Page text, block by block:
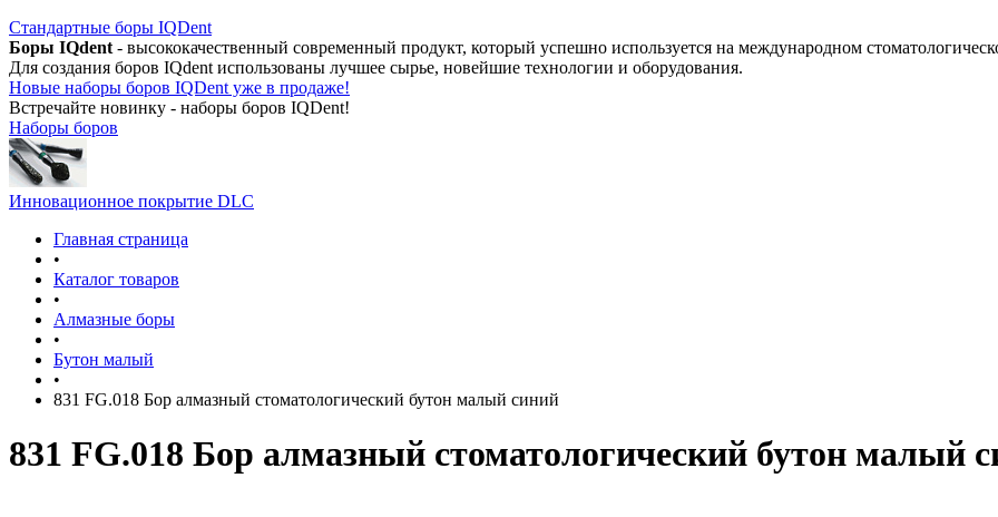
Стандартные боры IQDent
Боры IQdent - высококачественный современный продукт, который успешно используется на международном
Для создания боров IQdent использованы лучшее сырье, новейшие технологии и оборудования.
Новые наборы боров IQDent уже в продаже!
Встречайте новинку - наборы боров IQDent!
Наборы боров
Инновационное покрытие DLC
Главная страница
•
Каталог товаров
•
Алмазные боры
•
Бутон малый
•
831 FG.018 Бор алмазный стоматологический бутон малый синий
831 FG.018 Бор алмазный стоматологический бутон малый